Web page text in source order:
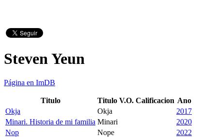
Steven Yeun
Página en ImDB
Titulo Titulo V.O. Calificacion Ano
Okja
Okja
2017
Minari. Historia de mi familia Minari
2020
Nop
Nope
2022